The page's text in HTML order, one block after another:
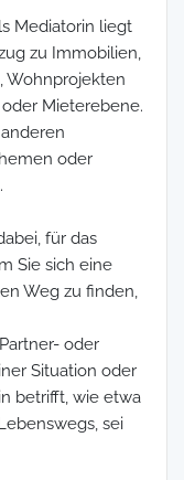
Mediatorin liegt
zu Immobilien,
Wohnprojekten
Mieterebene.
oder
für das
Sie sich eine
Weg zu finden,
oder
Situation oder
betrifft, wie etwa
sei